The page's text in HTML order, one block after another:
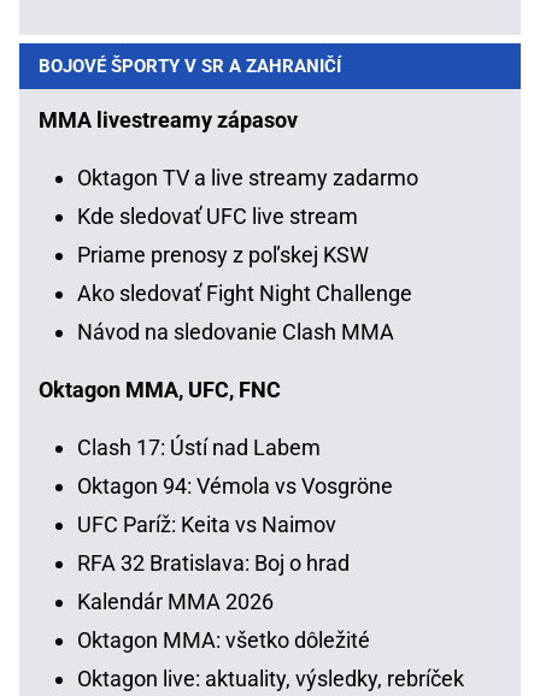
BOJOVÉ ŠPORTY V SR A ZAHRANIČÍ
MMA livestreamy zápasov
Oktagon TV a live streamy zadarmo
Kde sledovať UFC live stream
Priame prenosy z poľskej KSW
Ako sledovať Fight Night Challenge
Návod na sledovanie Clash MMA
Oktagon MMA, UFC, FNC
Clash 17: Ústí nad Labem
Oktagon 94: Vémola vs Vosgröne
UFC Paríž: Keita vs Naimov
RFA 32 Bratislava: Boj o hrad
Kalendár MMA 2026
Oktagon MMA: všetko dôležité
Oktagon live: aktuality, výsledky, rebríček